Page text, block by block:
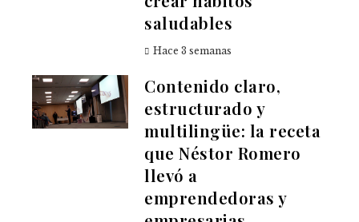
saludables
Hace 3 semanas
Contenido claro,
estructurado y
multilingüe: la receta
que Néstor Romero
llevó a
emprendedoras y